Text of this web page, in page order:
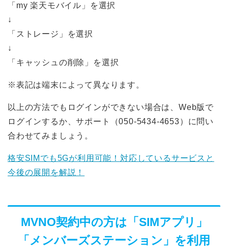
「my 楽天モバイル」を選択
↓
「ストレージ」を選択
↓
「キャッシュの削除」を選択
※表記は端末によって異なります。
以上の方法でもログインができない場合は、Web版で
ログインするか、サポート（050-5434-4653）に問い
合わせてみましょう。
格安SIMでも5Gが利用可能！対応しているサービスと
今後の展開を解説！
MVNO契約中の方は「SIMアプリ」
「メンバーズステーション」を利用